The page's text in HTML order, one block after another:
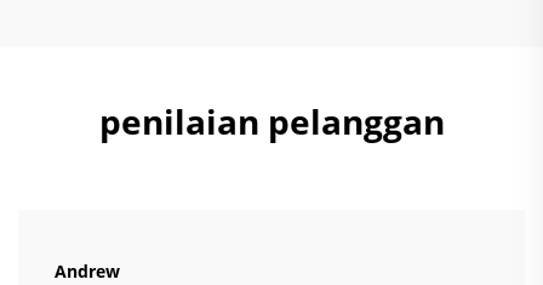
penilaian pelanggan
Andrew